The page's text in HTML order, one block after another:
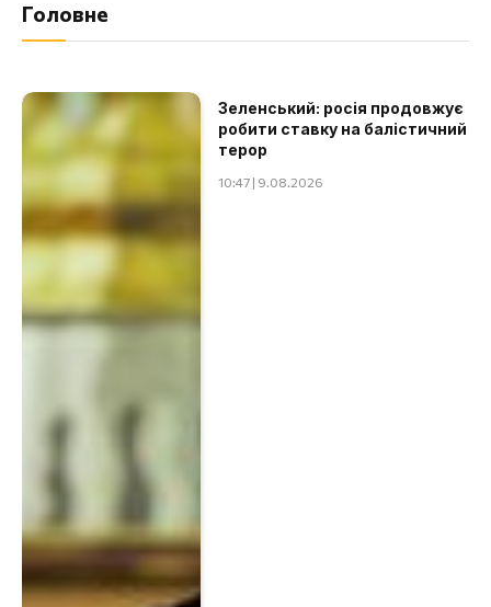
Головне
Зеленський: росія продовжує
робити ставку на балістичний
терор
10:47 | 9.08.2026